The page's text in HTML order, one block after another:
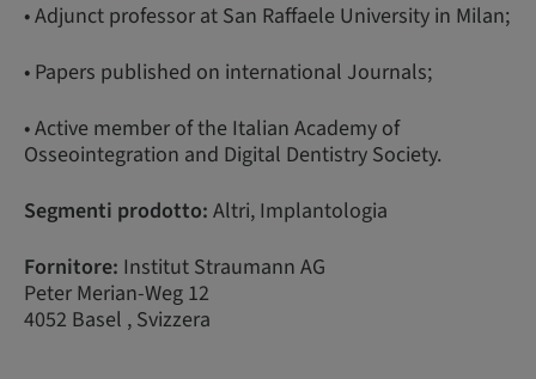
• Adjunct professor at San Raffaele University in Milan;
• Papers published on international Journals;
• Active member of the Italian Academy of
Osseointegration and Digital Dentistry Society.
Segmenti prodotto: Altri, Implantologia
Fornitore: Institut Straumann AG
Peter Merian-Weg 12
4052 Basel , Svizzera